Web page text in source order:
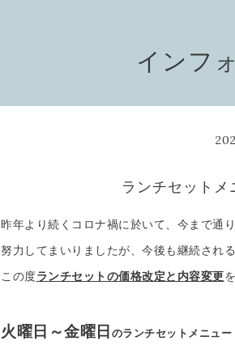
インフ
ランチセット
昨年より続くコロナ禍に於いて、今まで通
努力してまいりましたが、今後も継続され
この度ランチセットの価格改定と内容変更
火曜日～金曜日 のランチセットメニュ